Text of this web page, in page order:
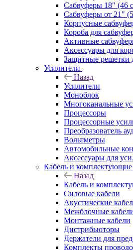
Сабвуферы 18" (46
Сабвуферы от 21"
Корпусные
Короба для
Активные
Аксессуары для
Защитные решетки
Усилители
Назад
Усилители
Моноблок
Многоканальные
Процессоры
Процессорные
Преобразователь
Вольтметры
Автомобильные
Аксессуары для
Кабель и комплектующие
Назад
Кабель и
Силовые кабели
Акустические
Межблочные
Монтажные кабели
Дистрибьюторы
Держатели для
Комплекты